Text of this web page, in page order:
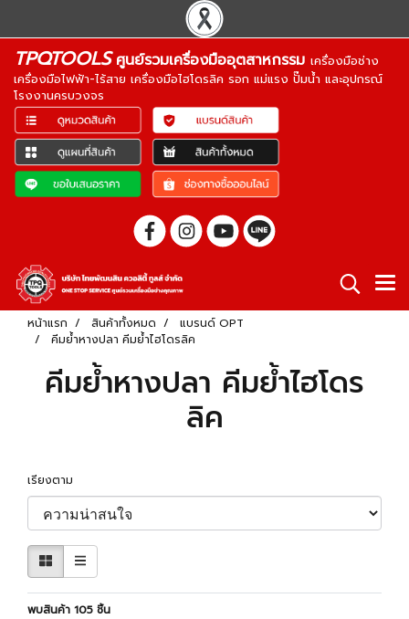
TPQTOOLSศูนย์รวมเครื่องมืออุตสาหกรรม เครื่องมือช่าง
เครื่องมือไฟฟ้า-ไร้สาย เครื่องมือไฮโดรลิค รอก แม่แรง ปั๊มน้ำ และอุปกรณ์
โรงงานครบวงจร
หน้าแรก สินค้าทั้งหมด
แบรนด์ OPT
คีมย้ำหางปลา คีมย้ำไฮโดรลิค
คีมย้ำหางปลา คีมย้ำไฮโดร
ลิค
เรียงตาม
พบสินค้า 105 ชิ้น